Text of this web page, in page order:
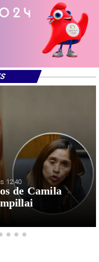
de Camila
12:40